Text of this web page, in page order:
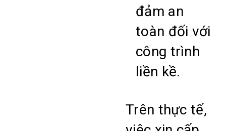
đảm an
toàn đối với
công trình
liền kề.
Trên thực tế,